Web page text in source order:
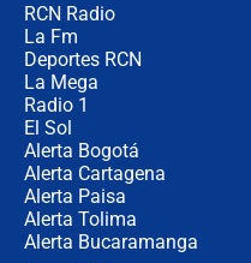
RCN Radio
La Fm
Deportes RCN
La Mega
Radio 1
El Sol
Alerta Bogotá
Alerta Cartagena
Alerta Paisa
Alerta Tolima
Alerta Bucaramanga